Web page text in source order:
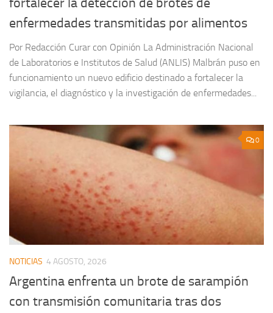
fortalecer la detección de brotes de
enfermedades transmitidas por alimentos
Por Redacción Curar con Opinión La Administración Nacional
de Laboratorios e Institutos de Salud (ANLIS) Malbrán puso en
funcionamiento un nuevo edificio destinado a fortalecer la
vigilancia, el diagnóstico y la investigación de enfermedades...
0
NOTICIAS 4 AGOSTO, 2026
Argentina enfrenta un brote de sarampión
con transmisión comunitaria tras dos